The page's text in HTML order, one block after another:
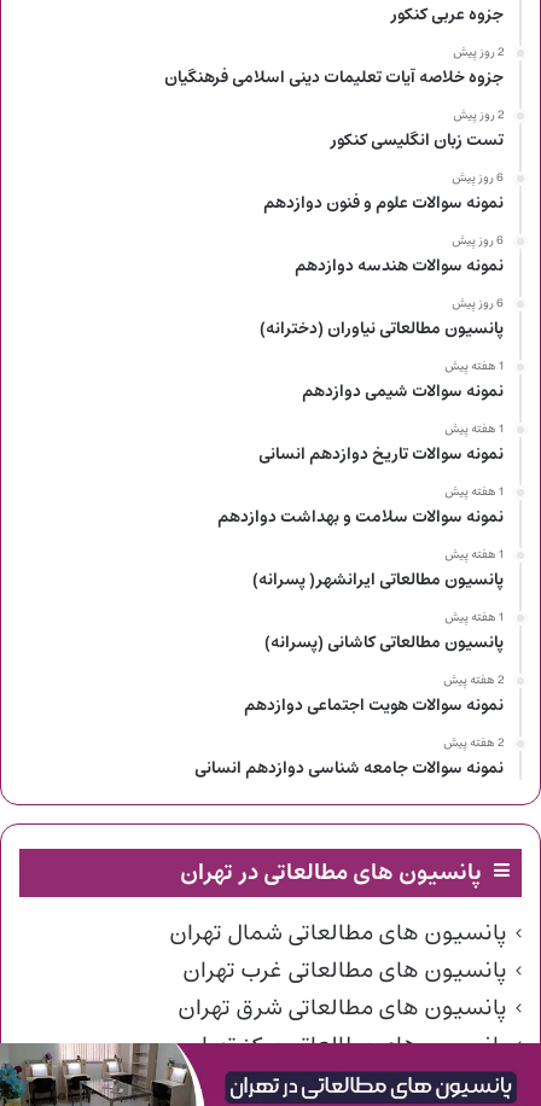
جزوه عربی کنکور
2 روز پیش
جزوه خلاصه آیات تعلیمات دینی اسلامی فرهنگیان
2 روز پیش
تست زبان انگلیسی کنکور
6 روز پیش
نمونه سوالات علوم و فنون دوازدهم
6 روز پیش
نمونه سوالات هندسه دوازدهم
6 روز پیش
پانسیون مطالعاتی نیاوران (دخترانه)
1 هفته پیش
نمونه سوالات شیمی دوازدهم
1 هفته پیش
نمونه سوالات تاریخ دوازدهم انسانی
1 هفته پیش
نمونه سوالات سلامت و بهداشت دوازدهم
1 هفته پیش
پانسیون مطالعاتی ایرانشهر( پسرانه)
1 هفته پیش
پانسیون مطالعاتی کاشانی (پسرانه)
2 هفته پیش
نمونه سوالات هویت اجتماعی دوازدهم
2 هفته پیش
نمونه سوالات جامعه شناسی دوازدهم انسانی
پانسیون های مطالعاتی در تهران
پانسیون های مطالعاتی شمال تهران
پانسیون های مطالعاتی غرب تهران
پانسیون های مطالعاتی شرق تهران
پانسیون های مطالعاتی مرکز تهران